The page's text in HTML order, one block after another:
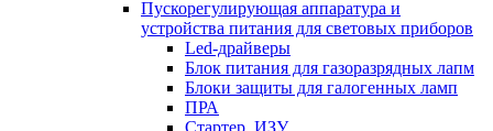
Пускорегулирующая аппаратура и
устройства питания для световых приборов
Led-драйверы
Блок питания для газоразрядных лапм
Блоки защиты для галогенных ламп
ПРА
Стартер, ИЗУ